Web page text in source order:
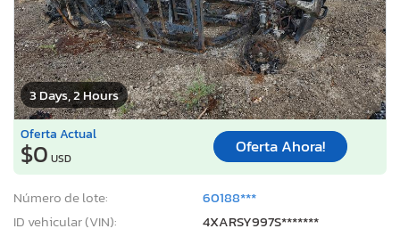
3 Days, 2 Hours
Oferta Actual
$0 USD
Oferta Ahora!
Número de lote:
60188***
ID vehicular (VIN):
4XARSY997S*******